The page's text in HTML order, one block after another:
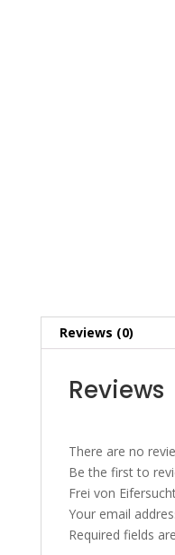
Reviews (0)
Reviews
There are no
Be the first to
Frei von
Your email
Required fields